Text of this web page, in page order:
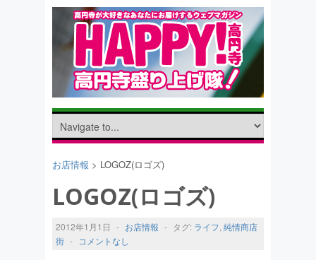
お店情報 > LOGOZ(ロゴズ)
LOGOZ(ロゴズ)
2012年1月1日 - お店情報 - タグ: ライフ, 純情商店
街 - コメントなし